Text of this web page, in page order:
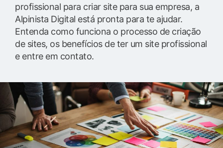
profissional para criar site para sua empresa, a
Alpinista Digital está pronta para te ajudar.
Entenda como funciona o processo de criação
de sites, os benefícios de ter um site profissional
e entre em contato.